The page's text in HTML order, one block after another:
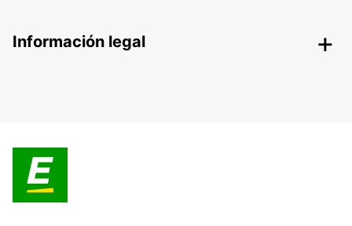
Información legal